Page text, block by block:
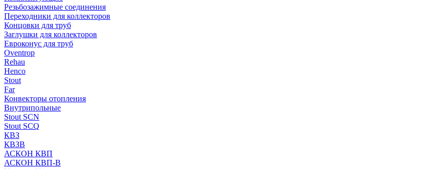
Резьбозажимные соединения
Переходники для коллекторов
Концовки для труб
Заглушки для коллекторов
Евроконус для труб
Oventrop
Rehau
Henco
Stout
Far
Конвекторы отопления
Внутрипольные
Stout SCN
Stout SCQ
КВЗ
КВЗВ
АСКОН КВП
АСКОН КВП-В